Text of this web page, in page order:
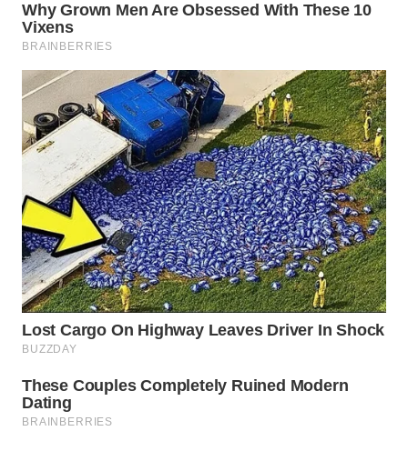
SPORT
UMKM
WAHANA
SELEB
WAHANA
PERSONA
WAHANA
OTOMOTIF
WAHANA
HEALTH
WAHANA
DESA